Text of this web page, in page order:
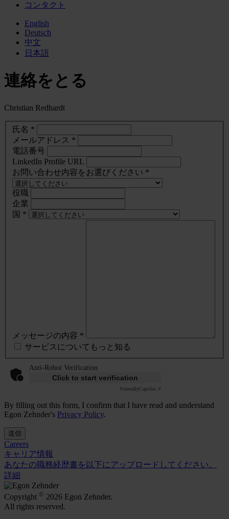
コンタクト
English
Deutsch
中文
日本語
連絡をとる
Christian Redhardt
氏名 *
メールアドレス *
電話番号
LinkedIn Profile URL
お問い合わせ内容をお選びください *
役職
企業
国 *
メッセージの内容 *
サービスについてもっと知る
Anti-Robot Verification
Click to start verification
FriendlyCaptcha ⇗
By filling out this form, I confirm that I have read and understand
Egon Zehnder's Privacy Policy.
送信
Careers
キャリア情報
あなたの職務経歴書を以下にアップロードしてください。
詳細
Copyright © 2026 Egon Zehnder.
All rights reserved.